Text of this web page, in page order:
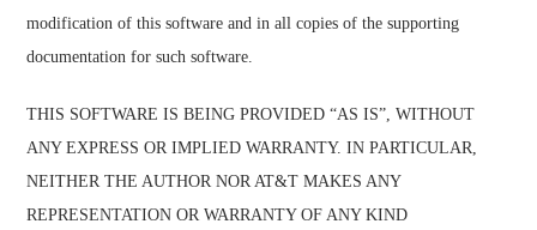
modification of this software and in all copies of the supporting
documentation for such software.
THIS SOFTWARE IS BEING PROVIDED “AS IS”, WITHOUT
ANY EXPRESS OR IMPLIED WARRANTY. IN PARTICULAR,
NEITHER THE AUTHOR NOR AT&T MAKES ANY
REPRESENTATION OR WARRANTY OF ANY KIND